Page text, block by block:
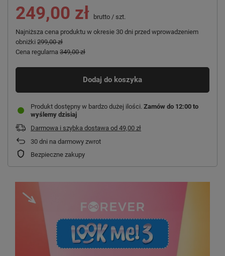
249,00 zł brutto / szt.
Najniższa cena produktu w okresie 30 dni przed wprowadzeniem
obniżki 299,00 zł
Cena regularna 349,00 zł
Dodaj do koszyka
Produkt dostępny w bardzo dużej ilości Zamów do 12:00 to
wyślemy dzisiaj
Darmowa i szybka dostawa od 49,00 zł
30 dni na darmowy zwrot
Bezpieczne zakupy